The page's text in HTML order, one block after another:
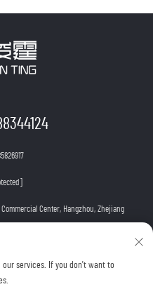
Commercial Center, Hangzhou, Zhejiang
services. If you don't want to